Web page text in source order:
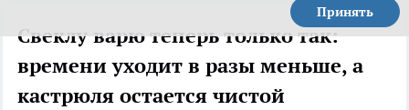
Принять
Свеклу варю теперь только так:
времени уходит в разы меньше, а
кастрюля остается чистой